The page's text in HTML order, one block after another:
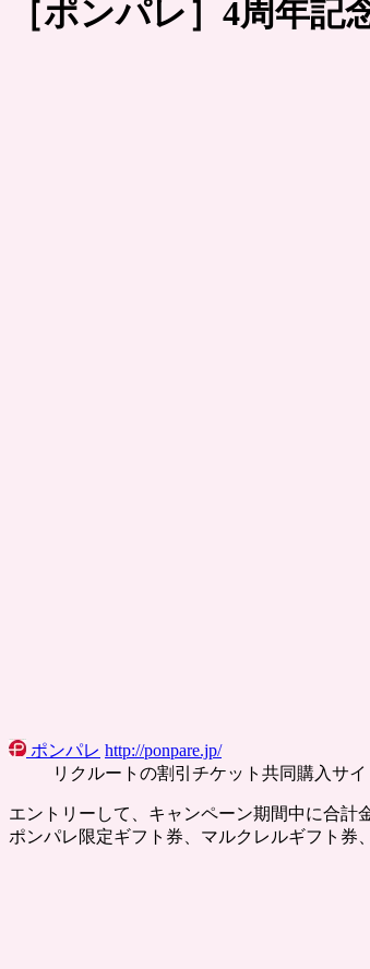
［ポンパレ］4周年記
ポンパレ http://ponpare.jp/
リクルートの割引チケット共同購入サ
エントリーして、キャンペーン期間中に合計
ポンパレ限定ギフト券、マルクレルギフト券